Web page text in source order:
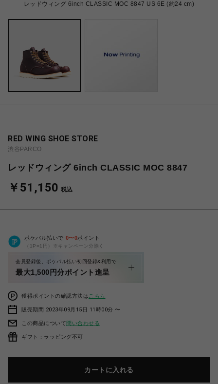
レッドウィング 6inch CLASSIC MOC 8847 US 6E (約24 cm)
RED WING SHOE STORE
渋谷PARCO
レッドウィング 6inch CLASSIC MOC 8847
￥51,150 税込
ポケパル払いで 0〜0ポイント
（1P=1円）※キャンペーン分除く
会員登録後、ポケパル払い初回登録&利用で
最大1,500円分ポイント進呈
獲得ポイントの確認方法は こちら
販売期間 2023年09月15日 11時00分 〜
この商品について問い合わせる
ギフト：ラッピング不可
カートに入れる